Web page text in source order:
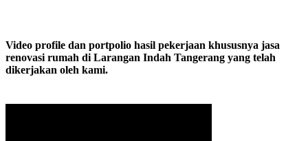
Video profile dan portpolio hasil pekerjaan khususnya jasa
renovasi rumah di Larangan Indah Tangerang yang telah
dikerjakan oleh kami.